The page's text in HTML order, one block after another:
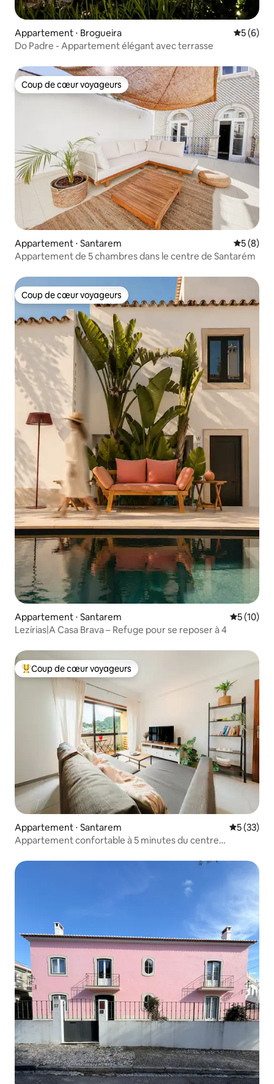
Appartement ⋅ Brogueira
5 (6)
Do Padre - Appartement élégant avec terrasse
Coup de cœur voyageurs
Coup de cœur voyageurs
Appartement ⋅ Santarem
5 (8)
Appartement de 5 chambres dans le centre de Santarém
Coup de cœur voyageurs
Coup de cœur voyageurs
Appartement ⋅ Santarem
5 (10)
Lezírias|A Casa Brava – Refuge pour se reposer à 4
Coups de cœur voyageurs les plus appréciés
Coup de cœur voyageurs
Appartement ⋅ Santarem
5 (33)
Appartement confortable à 5 minutes du centre